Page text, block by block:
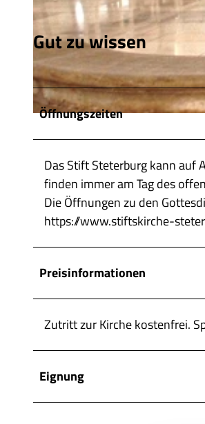
© Tourist-Information Salzgitter c/o Wirtschafts- und
© Tourist-Information Salzgitter c/o Wirtschafts- und
Gut zu wissen
Öffnungszeiten
Das Stift Steterburg kann auf
finden immer am Tag des
Die Öffnungen zu den
https://www.stiftskirche-
Preisinformationen
Zutritt zur Kirche kostenfrei.
Eignung